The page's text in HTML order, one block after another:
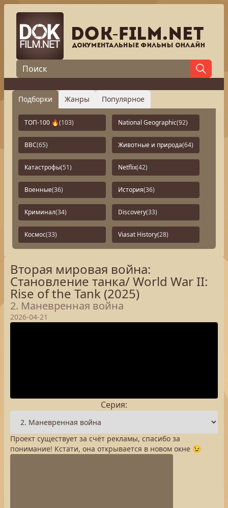
Подборки Жанры Популярное
ТОП-100 🔥(103) National Geographic(92)
BBC(65) Животные и природа(64)
Катастрофы(51) Netflix(42)
Военные(36) История(36)
Криминал(34) Discovery(33)
Космос(33) Viasat History(28)
Вторая мировая война:
Становление танка/ World War II:
Rise of the Tank (2025)
2. Маневренная война
2026-04-21
Серия:
Проект существует за счёт рекламы, спасибо за
понимание! Кстати, она открывается в новом окне 😉